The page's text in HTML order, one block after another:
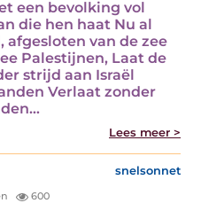
een bevolking vol
die hen haat Nu al
afgesloten van de zee
Palestijnen, Laat de
strijd aan Israël
Verlaat zonder
Lees meer >
snelsonnet
600